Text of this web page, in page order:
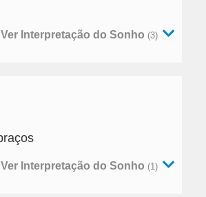
Ver Interpretação do Sonho (3)
Ver Interpretação do Sonho (1)